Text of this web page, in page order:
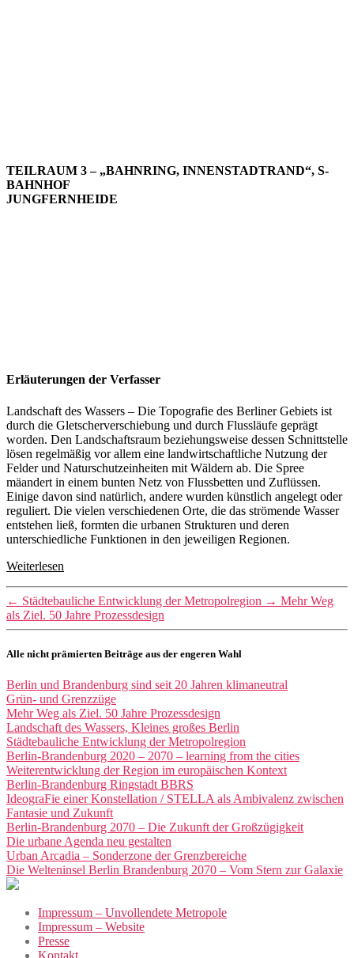
TEILRAUM 3 – „BAHNRING, INNENSTADTRAND“, S-
BAHNHOF
JUNGFERNHEIDE
Erläuterungen der Verfasser
Landschaft des Wassers – Die Topografie des Berliner Gebiets ist
durch die Gletscherverschiebung und durch Flussläufe geprägt
worden. Den Landschaftsraum beziehungsweise dessen Schnittstelle
lösen regelmäßig vor allem eine landwirtschaftliche Nutzung der
Felder und Naturschutzeinheiten mit Wäldern ab. Die Spree
mäandert in einem bunten Netz von Flussbetten und Zuflüssen.
Einige davon sind natürlich, andere wurden künstlich angelegt oder
reguliert. Die vielen verschiedenen Orte, die das strömende Wasser
entstehen ließ, formten die urbanen Strukturen und deren
unterschiedliche Funktionen in den jeweiligen Regionen.
Weiterlesen
← Städtebauliche Entwicklung der ­Metropolregion → Mehr Weg
als Ziel. 50 Jahre Prozessdesign
Alle nicht prämierten Beiträge aus der engeren Wahl
Berlin und Brandenburg sind seit 20 Jahren klimaneutral
Grün- und Grenzzüge
Mehr Weg als Ziel. 50 Jahre Prozessdesign
Landschaft des Wassers, Kleines großes Berlin
Städtebauliche Entwicklung der ­Metropolregion
Berlin-Brandenburg 2020 – 2070 – learning from the cities
Weiterentwicklung der Region im europäischen Kontext
Berlin-Brandenburg Ringstadt BBRS
IdeograFie einer Konstellation / STELLA als Ambivalenz zwischen
Fantasie und Zukunft
Berlin-Brandenburg 2070 – Die Zukunft der Großzügigkeit
Die urbane Agenda neu gestalten
Urban Arcadia – Sonderzone der Grenzbereiche
Die Welteninsel Berlin Brandenburg 2070 – Vom Stern zur Galaxie
Impressum – Unvollendete Metropole
Impressum – Website
Presse
Kontakt